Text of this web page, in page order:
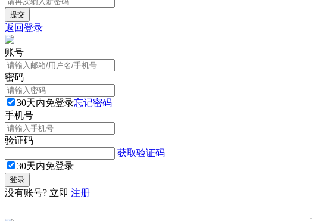
返回登录
账号
密码
30天内免登录忘记密码
手机号
验证码
获取验证码
30天内免登录
没有账号? 立即 注册